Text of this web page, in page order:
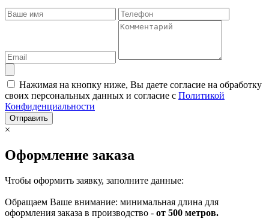
Нажимая на кнопку ниже, Вы даете согласие на обработку
своих персональных данных и согласие с Политикой
Конфиденциальности
Отправить
×
Оформление заказа
Чтобы оформить заявку, заполните данные:
Обращаем Ваше внимание: минимальная длина для
оформления заказа в производство - от 500 метров.